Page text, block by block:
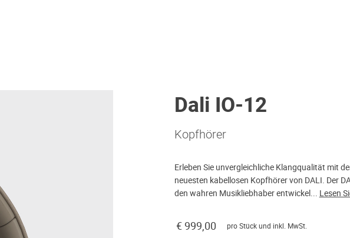
Dali IO-12
Kopfhörer
Erleben Sie unvergleichliche Klangqualität mit
neuesten kabellosen Kopfhörer von DALI. Der
den wahren Musikliebhaber entwickel... Lesen
€ 999,00 pro Stück und inkl. MwSt.